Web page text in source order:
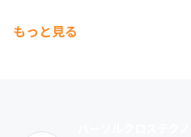
もっと見る